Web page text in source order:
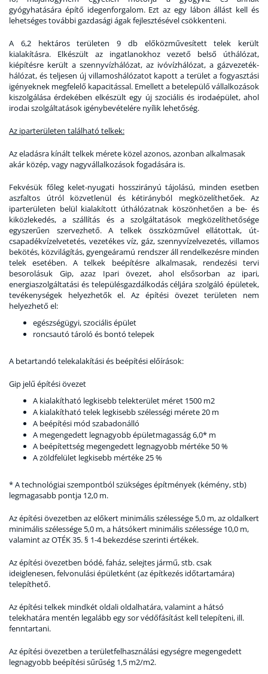
gyógyhatására építő idegenforgalom. Ezt az egy lábon állást kell és
lehetséges további gazdasági ágak fejlesztésével csökkenteni.
A 6,2 hektáros területen 9 db előközművesített telek került
kialakításra. Elkészült az ingatlanokhoz vezető belső úthálózat,
kiépítésre került a szennyvízhálózat, az ivóvízhálózat, a gázvezeték-
hálózat, és teljesen új villamoshálózatot kapott a terület a fogyasztási
igényeknek megfelelő kapacitással. Emellett a betelepülő vállalkozások
kiszolgálása érdekében elkészült egy új szociális és irodaépület, ahol
irodai szolgáltatások igénybevételére nyílik lehetőség.
Az iparterületen található telkek:
Az eladásra kínált telkek mérete közel azonos, azonban alkalmasak
akár közép, vagy nagyvállalkozások fogadására is.
Fekvésük főleg kelet-nyugati hosszirányú tájolású, minden esetben
aszfaltos útról közvetlenül és kétirányból megközelíthetőek. Az
iparterületen belül kialakított úthálózatnak köszönhetően a be- és
kiközlekedés, a szállítás és a szolgáltatások megközelíthetősége
egyszerűen szervezhető. A telkek összközművel ellátottak, út-
csapadékvízelvetetés, vezetékes víz, gáz, szennyvízelvezetés, villamos
bekötés, közvilágítás, gyengeáramú rendszer áll rendelkezésre minden
telek esetében. A telkek beépítésre alkalmasak, rendezési tervi
besorolásuk Gip, azaz Ipari övezet, ahol elsősorban az ipari,
energiaszolgáltatási és településgazdálkodás céljára szolgáló épületek,
tevékenységek helyezhetők el. Az építési övezet területen nem
helyezhető el:
egészségügyi, szociális épület
roncsautó tároló és bontó telepek
A betartandó telekalakítási és beépítési előírások:
Gip jelű építési övezet
A kialakítható legkisebb telekterület méret 1500 m2
A kialakítható telek legkisebb szélességi mérete 20 m
A beépítési mód szabadonálló
A megengedett legnagyobb épületmagasság 6,0* m
A beépítettség megengedett legnagyobb mértéke 50 %
A zöldfelület legkisebb mértéke 25 %
* A technológiai szempontból szükséges építmények (kémény, stb)
legmagasabb pontja 12,0 m.
Az építési övezetben az előkert minimális szélessége 5,0 m, az oldalkert
minimális szélessége 5,0 m, a hátsókert minimális szélessége 10,0 m,
valamint az OTÉK 35. § 1-4 bekezdése szerinti értékek.
Az építési övezetben bódé, faház, selejtes jármű, stb. csak
ideiglenesen, felvonulási épületként (az építkezés időtartamára)
telepíthető.
Az építési telkek mindkét oldali oldalhatára, valamint a hátsó
telekhatára mentén legalább egy sor védőfásítást kell telepíteni, ill.
fenntartani.
Az építési övezetben a területfelhasználási egységre megengedett
legnagyobb beépítési sűrűség 1,5 m2/m2.